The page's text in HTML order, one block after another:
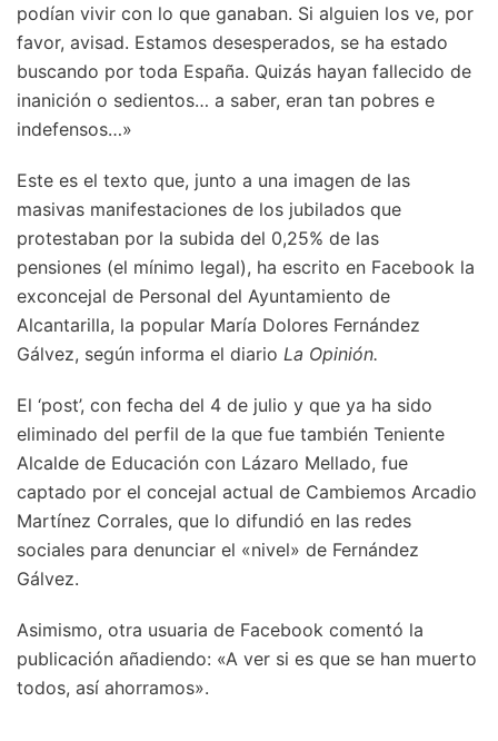
podían vivir con lo que ganaban. Si alguien los ve, por
favor, avisad. Estamos desesperados, se ha estado
buscando por toda España. Quizás hayan fallecido de
inanición o sedientos… a saber, eran tan pobres e
indefensos…»
Este es el texto que, junto a una imagen de las
masivas manifestaciones de los jubilados que
protestaban por la subida del 0,25% de las
pensiones (el mínimo legal), ha escrito en Facebook la
exconcejal de Personal del Ayuntamiento de
Alcantarilla, la popular María Dolores Fernández
Gálvez, según informa el diario La Opinión.
El ‘post’, con fecha del 4 de julio y que ya ha sido
eliminado del perfil de la que fue también Teniente
Alcalde de Educación con Lázaro Mellado, fue
captado por el concejal actual de Cambiemos Arcadio
Martínez Corrales, que lo difundió en las redes
sociales para denunciar el «nivel» de Fernández
Gálvez.
Asimismo, otra usuaria de Facebook comentó la
publicación añadiendo: «A ver si es que se han muerto
todos, así ahorramos».